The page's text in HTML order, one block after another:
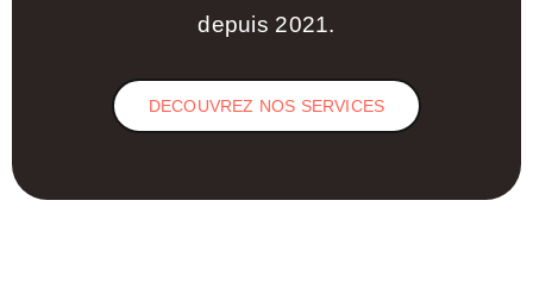
depuis 2021.
DECOUVREZ NOS SERVICES